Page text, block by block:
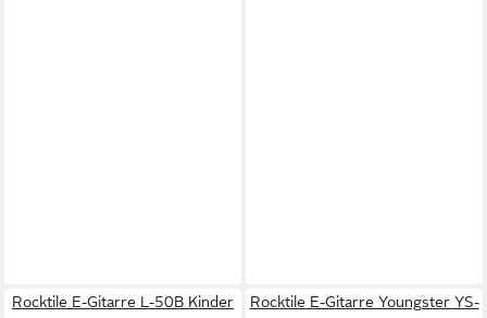
Rocktile E-Gitarre L-50B Kinder
Rocktile E-Gitarre Youngster YS-